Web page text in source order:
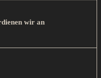
wir an